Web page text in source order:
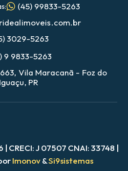
para melhorar a navegação
com nossapolítica de cookies e
(45) 99833-5263
3029-5263
9 9833-5263
Vila Maracanã - Foz do
Iguaçu, PR
CRECI: J 07507 CNAI: 33748 |
Imonov&Si9sistemas